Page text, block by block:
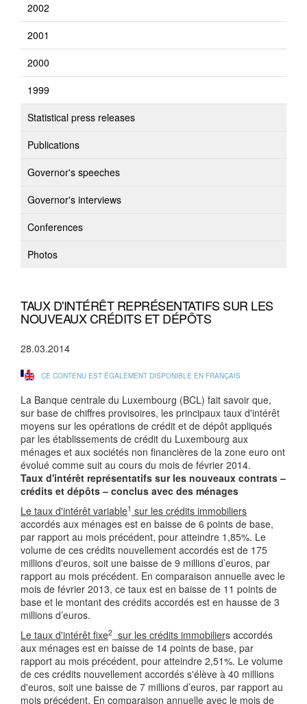
2002
2001
2000
1999
Statistical press releases
Publications
Governor's speeches
Governor's interviews
Conferences
Photos
TAUX D'INTÉRÊT REPRÉSENTATIFS SUR LES
NOUVEAUX CRÉDITS ET DÉPÔTS
28.03.2014
CE CONTENU EST ÉGALEMENT DISPONIBLE EN FRANÇAIS
La Banque centrale du Luxembourg (BCL) fait savoir que,
sur base de chiffres provisoires, les principaux taux d'intérêt
moyens sur les opérations de crédit et de dépôt appliqués
par les établissements de crédit du Luxembourg aux
ménages et aux sociétés non financières de la zone euro ont
évolué comme suit au cours du mois de février 2014.
Taux d'intérêt représentatifs sur les nouveaux contrats –
crédits et dépôts – conclus avec des ménages
Le taux d'intérêt variable1 sur les crédits immobiliers
accordés aux ménages est en baisse de 6 points de base,
par rapport au mois précédent, pour atteindre 1,85%. Le
volume de ces crédits nouvellement accordés est de 175
millions d'euros, soit une baisse de 9 millions d’euros, par
rapport au mois précédent. En comparaison annuelle avec le
mois de février 2013, ce taux est en baisse de 11 points de
base et le montant des crédits accordés est en hausse de 3
millions d’euros.
Le taux d'intérêt fixe2 sur les crédits immobiliers accordés
aux ménages est en baisse de 14 points de base, par
rapport au mois précédent, pour atteindre 2,51%. Le volume
de ces crédits nouvellement accordés s'élève à 40 millions
d'euros, soit une baisse de 7 millions d’euros, par rapport au
mois précédent. En comparaison annuelle avec le mois de